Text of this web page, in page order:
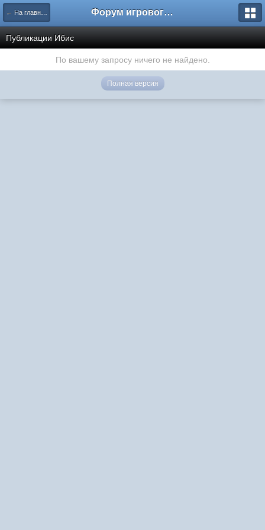
← На главную Форум игрового проекта Riverrise
Публикации Ибис
По вашему запросу ничего не найдено.
Полная версия